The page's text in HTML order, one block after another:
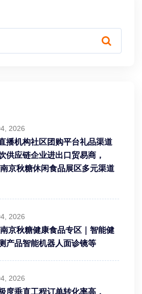
2026
播机构社区团购平台礼品渠道
供应链企业进出口贸易商，
京秋糖休闲食品展区多元渠道
2026
京秋糖健康食品专区｜智能健
产品智能机器人面诊镜等
2026
度垂直工程订单转化率高，